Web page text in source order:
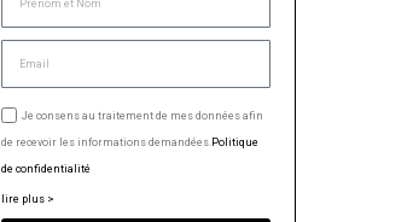
Je consens au traitement de mes données afin
de recevoir les informations demandées.Politique
de confidentialité
lire plus >